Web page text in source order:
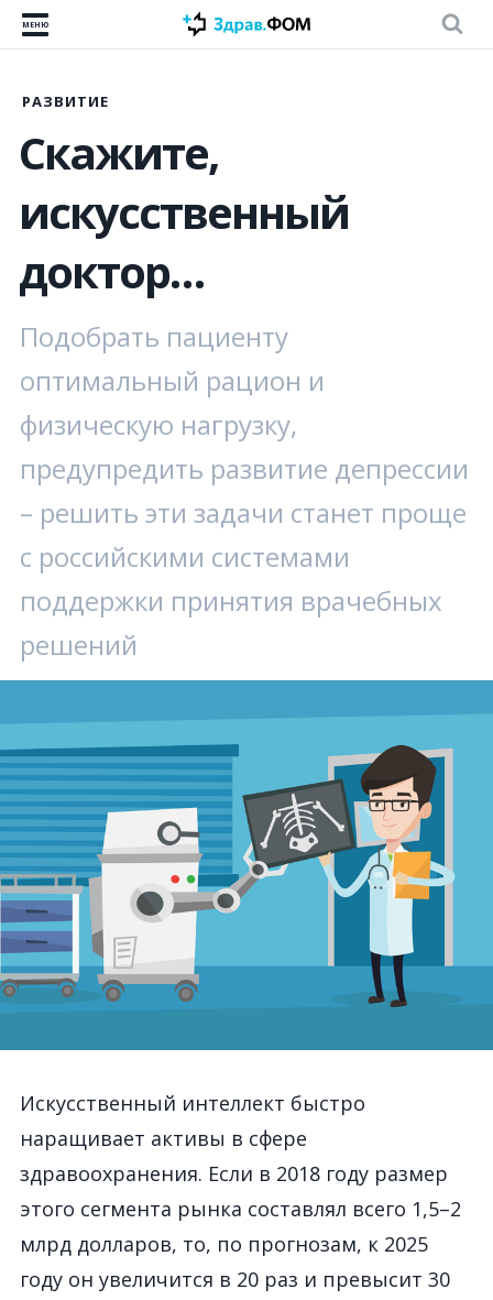
МЕНЮ
РАЗВИТИЕ
Скажите,
искусственный
доктор…
Подобрать пациенту
оптимальный рацион и
физическую нагрузку,
предупредить развитие депрессии
– решить эти задачи станет проще
с российскими системами
поддержки принятия врачебных
решений
Искусственный интеллект быстро
наращивает активы в сфере
здравоохранения. Если в 2018 году размер
этого сегмента рынка составлял всего 1,5–2
млрд долларов, то, по прогнозам, к 2025
году он увеличится в 20 раз и превысит 30